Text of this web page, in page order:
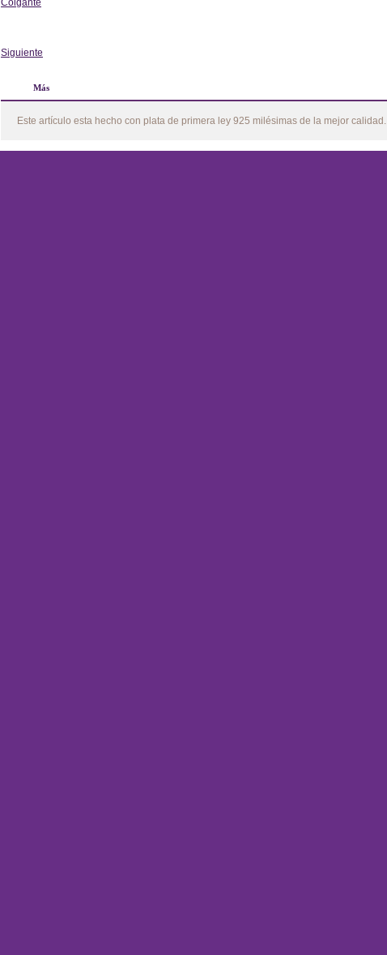
Colgante
Siguiente
Más
Este artículo esta hecho con plata de primera ley 925 milésimas de la mejor calidad.